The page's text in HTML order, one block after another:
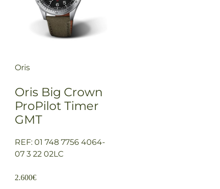
Oris
Oris Big Crown
ProPilot Timer
GMT
REF: 01 748 7756 4064-
07 3 22 02LC
2.600€